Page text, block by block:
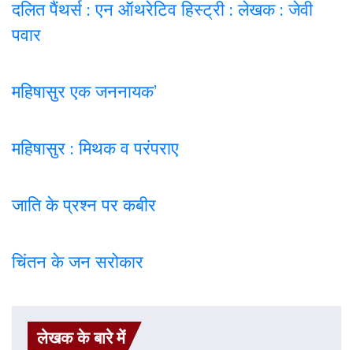
दलित पैंथर्स : एन ऑथरेटिव हिस्ट्री : लेखक : जेवी
पवार
महिषासुर एक जननायक’
महिषासुर : मिथक व परंपराए
जाति के प्रश्न पर कबीर
चिंतन के जन सरोकार
लेखक के बारे में